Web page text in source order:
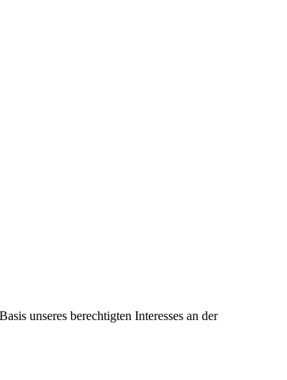
unseres berechtigten Interesses an der